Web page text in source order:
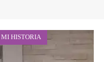
MI HISTORIA